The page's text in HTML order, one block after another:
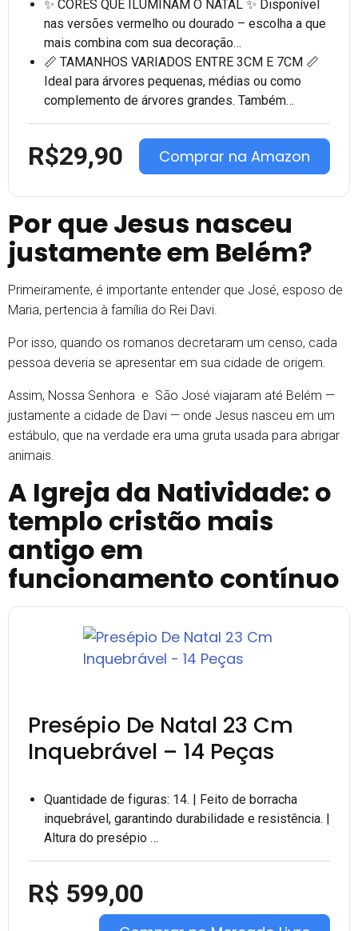
✨ CORES QUE ILUMINAM O NATAL ✨ Disponível
nas versões vermelho ou dourado – escolha a que
mais combina com sua decoração…
📏 TAMANHOS VARIADOS ENTRE 3CM E 7CM 📏
Ideal para árvores pequenas, médias ou como
complemento de árvores grandes. Também…
R$29,90 Comprar na Amazon
Por que Jesus nasceu
justamente em Belém?
Primeiramente, é importante entender que José, esposo de
Maria, pertencia à família do Rei Davi.
Por isso, quando os romanos decretaram um censo, cada
pessoa deveria se apresentar em sua cidade de origem.
Assim, Nossa Senhora e São José viajaram até Belém —
justamente a cidade de Davi — onde Jesus nasceu em um
estábulo, que na verdade era uma gruta usada para abrigar
animais.
A Igreja da Natividade: o
templo cristão mais
antigo em
funcionamento contínuo
Presépio De Natal 23 Cm
Inquebrável – 14 Peças
Quantidade de figuras: 14. | Feito de borracha
inquebrável, garantindo durabilidade e resistência. |
Altura do presépio …
R$ 599,00